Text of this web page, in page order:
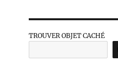
TROUVER OBJET CACHÉ